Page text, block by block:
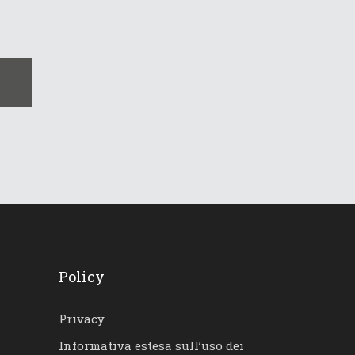
Policy
Privacy
Informativa estesa sull’uso dei